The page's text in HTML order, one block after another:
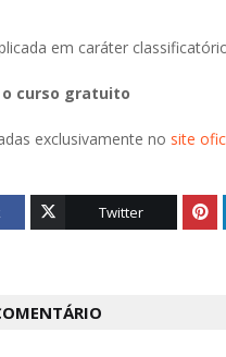
em caráter
curso gratuito
exclusivamente no site
Twitter